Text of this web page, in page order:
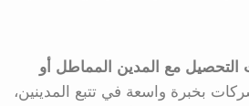
التحصيل مع المدين المماطل أو
بخبرة واسعة في تتبع المدينين،